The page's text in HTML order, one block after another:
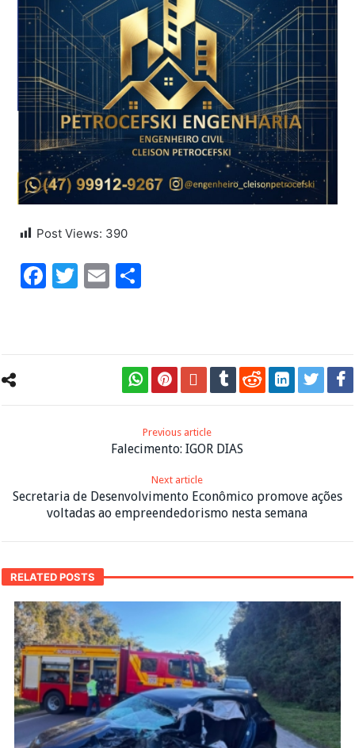
Post Views: 390
Facebook
Twitter
Email
Previous article
Falecimento: IGOR DIAS
Next article
Secretaria de Desenvolvimento Econômico promove ações
voltadas ao empreendedorismo nesta semana
RELATED POSTS